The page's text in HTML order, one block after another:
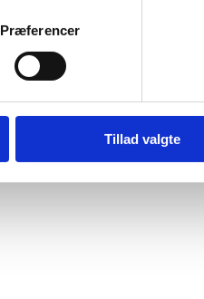
Præferencer
Tillad valgte